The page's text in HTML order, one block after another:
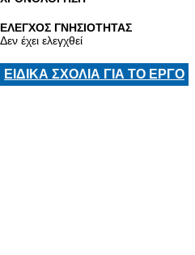
ΕΛΕΓΧΟΣ ΓΝΗΣΙΟΤΗΤΑΣ
Δεν έχει ελεγχθεί
ΕΙΔΙΚΑ ΣΧΟΛΙΑ ΓΙΑ ΤΟ ΕΡΓΟ